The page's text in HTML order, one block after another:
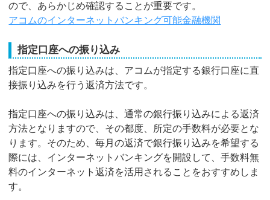
ので、あらかじめ確認することが重要です。
アコムのインターネットバンキング可能金融機関
指定口座への振り込み
指定口座への振り込みは、アコムが指定する銀行口座に直
接振り込みを行う返済方法です。
指定口座への振り込みは、通常の銀行振り込みによる返済
方法となりますので、その都度、所定の手数料が必要とな
ります。そのため、毎月の返済で銀行振り込みを希望する
際には、インターネットバンキングを開設して、手数料無
料のインターネット返済を活用されることをおすすめしま
す。